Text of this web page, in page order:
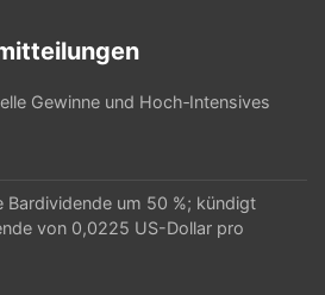
Gewinne und Hoch‑Intensives
Bardividende um 50 %; kündigt
von 0,0225 US-Dollar pro